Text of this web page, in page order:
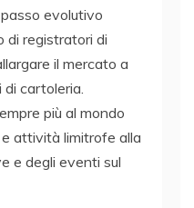
evolutivo
di registratori di
il mercato a
cartoleria.
più al mondo
attività limitrofe alla
e degli eventi sul